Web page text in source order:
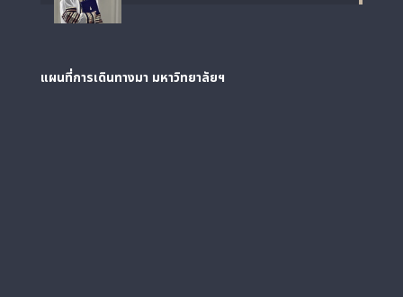
แผนที่การเดินทางมา มหาวิทยาลัยฯ